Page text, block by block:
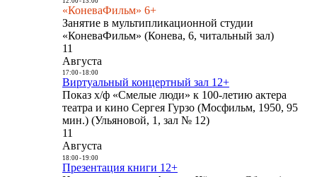
«КоневаФильм» 6+
Занятие в мультипликационной студии
«КоневаФильм» (Конева, 6, читальный зал)
11
Августа
17:00- 18:00
Виртуальный концертный зал 12+
Показ х/ф «Смелые люди» к 100-летию актера
театра и кино Сергея Гурзо (Мосфильм, 1950, 95
мин.) (Ульяновой, 1, зал № 12)
11
Августа
18:00- 19:00
Презентация книги 12+